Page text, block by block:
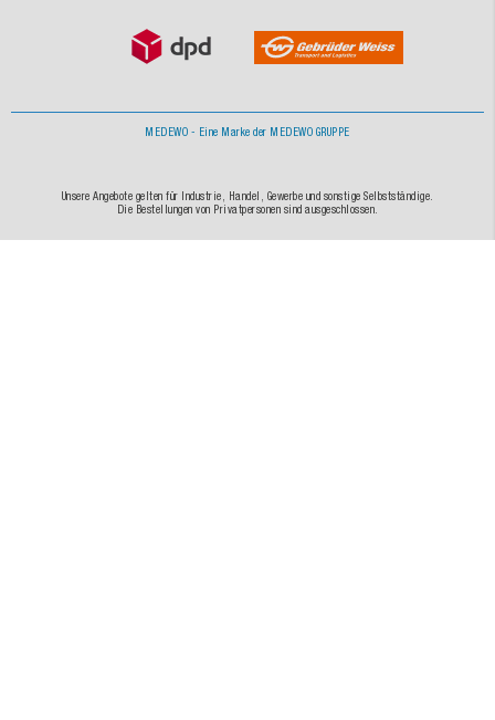
MEDEWO - Eine Marke der MEDEWO GRUPPE
Unsere Angebote gelten für Industrie, Handel, Gewerbe und sonstige Selbstständige.
Die Bestellungen von Privatpersonen sind ausgeschlossen.